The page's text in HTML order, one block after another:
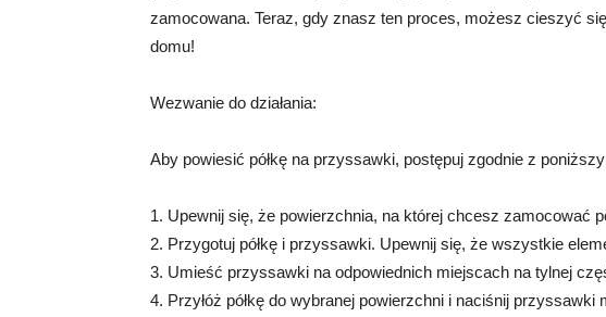
zamocowana. Teraz, gdy znasz ten proces, możesz cieszyć
domu!
Wezwanie do działania:
Aby powiesić półkę na przyssawki, postępuj zgodnie z
1. Upewnij się, że powierzchnia, na której chcesz zamocować
2. Przygotuj półkę i przyssawki. Upewnij się, że wszystkie
3. Umieść przyssawki na odpowiednich miejscach na tylnej
4. Przyłóż półkę do wybranej powierzchni i naciśnij